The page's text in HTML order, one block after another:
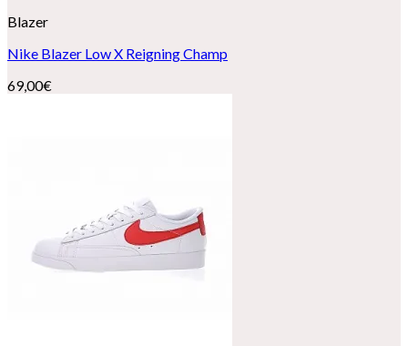
Blazer
Nike Blazer Low X Reigning Champ
69,00€